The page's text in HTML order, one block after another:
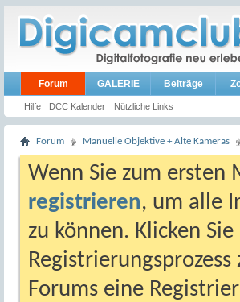
Forum
Hilfe DCC Kalender Nützliche Links
GALERIE Beiträge
Forum Manuelle Objektive + Alte Kameras
Wenn Sie zum ersten
registrieren, um alle
zu können. Klicken
Forums eine